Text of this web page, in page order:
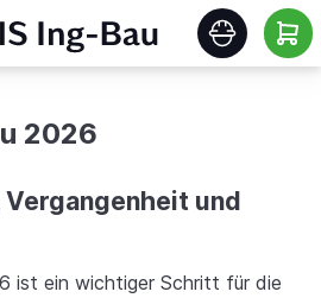
2026
und
ist ein wichtiger Schritt für die